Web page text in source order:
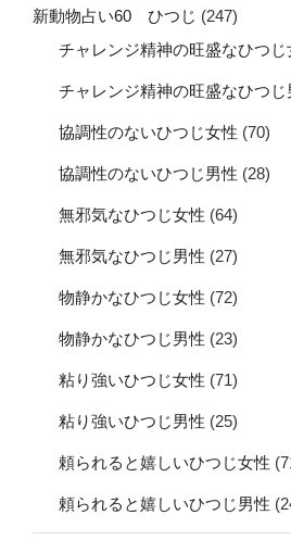
新動物占い60 ひつじ (247)
チャレンジ精神の旺盛なひつじ
チャレンジ精神の旺盛なひつじ
協調性のないひつじ女性 (70)
協調性のないひつじ男性 (28)
無邪気なひつじ女性 (64)
無邪気なひつじ男性 (27)
物静かなひつじ女性 (72)
物静かなひつじ男性 (23)
粘り強いひつじ女性 (71)
粘り強いひつじ男性 (25)
頼られると嬉しいひつじ女性
頼られると嬉しいひつじ男性